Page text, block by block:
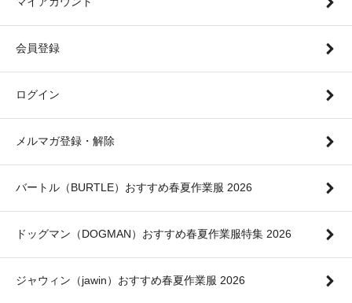
会員登録
ログイン
メルマガ登録・解除
バートル（BURTLE）おすすめ春夏作業服 2026
ドッグマン（DOGMAN）おすすめ春夏作業服特集 2026
ジャウィン（jawin）おすすめ春夏作業服 2026